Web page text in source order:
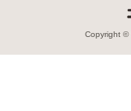
Copyright ©